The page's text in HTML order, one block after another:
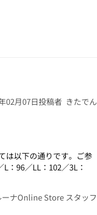
投稿者 きたでん
02月07日
は以下の通りです。ご参
：96／LL：102／3L：
ナOnline Store スタッフ